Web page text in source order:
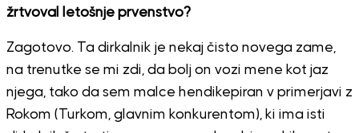
žrtvoval letošnje prvenstvo?
Zagotovo. Ta dirkalnik je nekaj čisto novega zame,
na trenutke se mi zdi, da bolj on vozi mene kot jaz
njega, tako da sem malce hendikepiran v primerjavi z
Rokom (Turkom, glavnim konkurentom), ki ima isti